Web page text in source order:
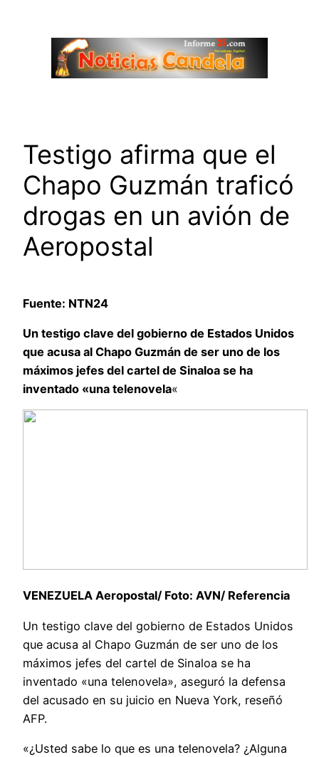
contenido
Testigo afirma que el
Chapo Guzmán traficó
drogas en un avión de
Aeropostal
Fuente: NTN24
Un testigo clave del gobierno de Estados Unidos
que acusa al Chapo Guzmán de ser uno de los
máximos jefes del cartel de Sinaloa se ha
inventado «una telenovela«
VENEZUELA Aeropostal/ Foto: AVN/ Referencia
Un testigo clave del gobierno de Estados Unidos
que acusa al Chapo Guzmán de ser uno de los
máximos jefes del cartel de Sinaloa se ha
inventado «una telenovela», aseguró la defensa
del acusado en su juicio en Nueva York, reseñó
AFP.
«¿Usted sabe lo que es una telenovela? ¿Alguna